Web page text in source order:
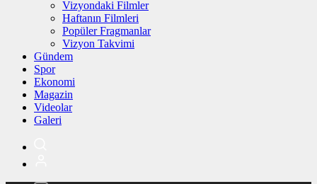
Vizyondaki Filmler
Haftanın Filmleri
Popüler Fragmanlar
Vizyon Takvimi
Gündem
Spor
Ekonomi
Magazin
Videolar
Galeri